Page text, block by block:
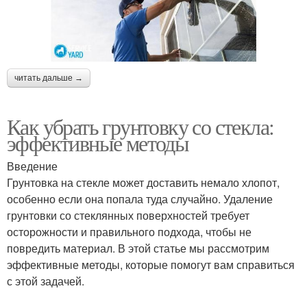
читать дальше →
Как убрать грунтовку со стекла:
эффективные методы
Введение
Грунтовка на стекле может доставить немало хлопот,
особенно если она попала туда случайно. Удаление
грунтовки со стеклянных поверхностей требует
осторожности и правильного подхода, чтобы не
повредить материал. В этой статье мы рассмотрим
эффективные методы, которые помогут вам справиться
с этой задачей.